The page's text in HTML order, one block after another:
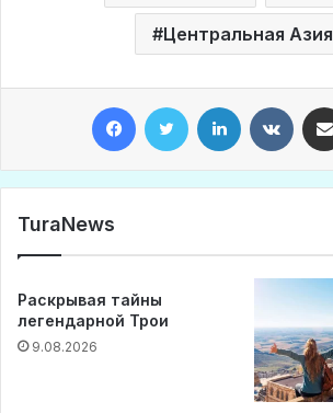
Центральная Азия
TuraNews
Раскрывая тайны
легендарной Трои
9.08.2026